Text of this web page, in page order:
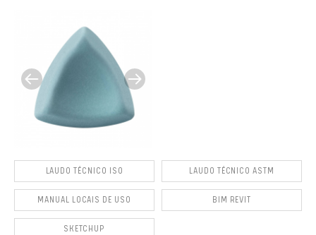
LAUDO TÉCNICO ISO LAUDO TÉCNICO ASTM
MANUAL LOCAIS DE USO BIM REVIT
SKETCHUP